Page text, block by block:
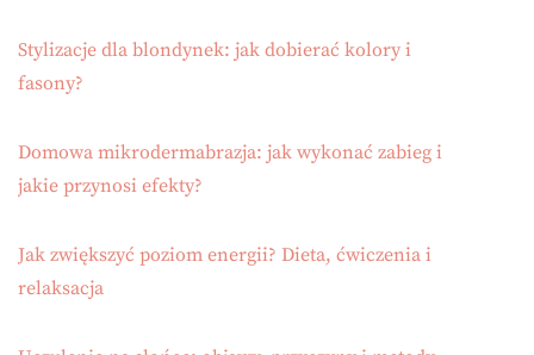
Stylizacje dla blondynek: jak dobierać kolory i
fasony?
Domowa mikrodermabrazja: jak wykonać zabieg i
jakie przynosi efekty?
Jak zwiększyć poziom energii? Dieta, ćwiczenia i
relaksacja